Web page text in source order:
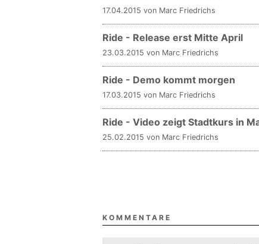
17.04.2015 von Marc Friedrichs
Ride - Release erst Mitte April
23.03.2015 von Marc Friedrichs
Ride - Demo kommt morgen
17.03.2015 von Marc Friedrichs
Ride - Video zeigt Stadtkurs in
25.02.2015 von Marc Friedrichs
KOMMENTARE